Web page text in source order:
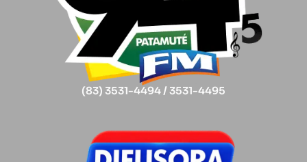
(83) 3531-4494 / 3531-4495